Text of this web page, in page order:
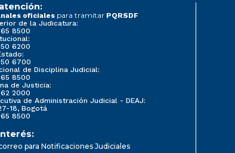
oficiales para tramitar PQRSDF
de la Judicatura:
8500
6200
6700
de Disciplina Judicial:
8500
de Justicia:
2000
de Administración Judicial - DEAJ:
18, Bogotá
8500
para Notificaciones Judiciales